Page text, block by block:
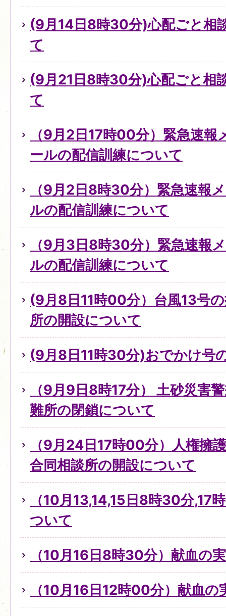
(9月14日8時30分)心配ごと相
て
(9月21日8時30分)心配ごと相
て
（9月2日17時00分）緊急速
ールの配信訓練について
（9月2日8時30分）緊急速報
ルの配信訓練について
（9月3日8時30分）緊急速報
ルの配信訓練について
(9月8日11時00分）台風13号
所の開設について
(9月8日11時30分)おでかけ号
（9月9日8時17分） 土砂災害
難所の閉鎖について
（9月24日17時00分）人権擁
合同相談所の開設について
（10月13,14,15日8時30分,17
ついて
（10月16日8時30分）献血の
（10月16日12時00分）献血の